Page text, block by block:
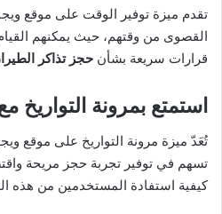
تقدم ميزة توفير الوقت على موقع
القصوى من وقتهم، حيث يمكنهم القيام
قرارات سريعة بشأن حجز تذاكر
استمتع بمرونة التواريخ
تُعَدّ ميزة مرونة التواريخ على موقع
تسهم في توفير تجربة حجز مريحة
كيفية استفادة المستخدمين من هذه